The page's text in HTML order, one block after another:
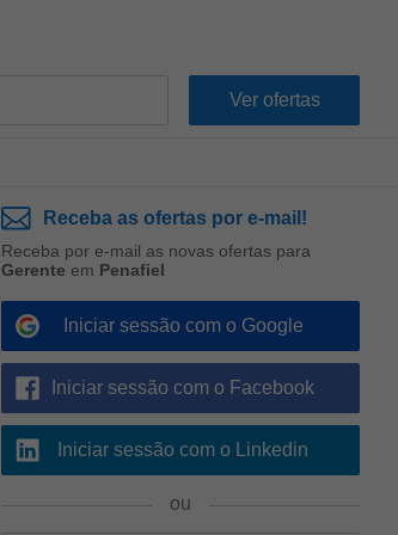
Receba as ofertas por e-mail!
Receba por e-mail as novas ofertas para
Gerente em Penafiel
Iniciar sessão com o Google
Iniciar sessão com o Facebook
Iniciar sessão com o Linkedin
ou